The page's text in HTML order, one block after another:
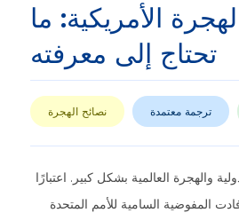
الأمريكية: ما
تحتاج إلى معرفته
ترجمة معتمدة نصائح الهجرة
والهجرة العالمية بشكل كبير. اعتبارًا
عام 2025، أفادت المفوضية السامية للأمم المتحدة